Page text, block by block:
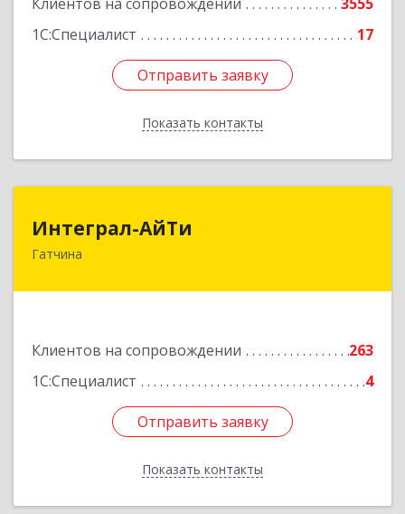
1С:Специалист
17
Отправить заявку
Показать контакты
Отправить заявку
Назад
Интеграл-АйТи
Гатчина
Клиентов на сопровождении
263
1С:Специалист
4
Отправить заявку
Показать контакты
188300, Ленинградская обл, Гатчинский р-н,
Подробнее
Отправить заявку
Назад